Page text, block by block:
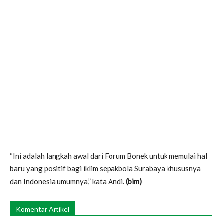
“Ini adalah langkah awal dari Forum Bonek untuk memulai hal
baru yang positif bagi iklim sepakbola Surabaya khususnya
dan Indonesia umumnya,” kata Andi.(bim)
Komentar Artikel